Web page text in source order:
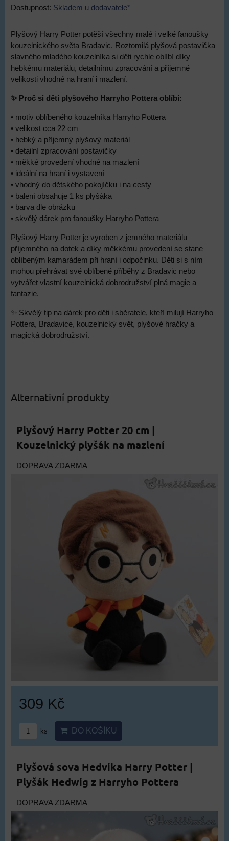
Dostupnost: Skladem u dodavatele*
Plyšový Harry Potter potěší všechny malé i velké fanoušky
kouzelnického světa Bradavic. Roztomilá plyšová postavička
slavného mladého kouzelníka si děti rychle oblíbí díky
hebkému materiálu, detailnímu zpracování a příjemné
velikosti vhodné na hraní i mazlení.
✨ Proč si děti plyšového Harryho Pottera oblíbí:
• motiv oblíbeného kouzelníka Harryho Pottera
• velikost cca 22 cm
• hebký a příjemný plyšový materiál
• detailní zpracování postavičky
• měkké provedení vhodné na mazlení
• ideální na hraní i vystavení
• vhodný do dětského pokojíčku i na cesty
• balení obsahuje 1 ks plyšáka
• barva dle obrázku
• skvělý dárek pro fanoušky Harryho Pottera
Plyšový Harry Potter je vyroben z jemného materiálu
příjemného na dotek a díky měkkému provedení se stane
oblíbeným kamarádem při hraní i odpočinku. Děti si s ním
mohou přehrávat své oblíbené příběhy z Bradavic nebo
vytvářet vlastní kouzelnická dobrodružství plná magie a
fantazie.
✨ Skvělý tip na dárek pro děti i sběratele, kteří milují Harryho
Pottera, Bradavice, kouzelnický svět, plyšové hračky a
magická dobrodružství.
Alternativní produkty
Plyšový Harry Potter 20 cm |
Kouzelnický plyšák na mazlení
DOPRAVA ZDARMA
309 Kč
ks DO KOŠÍKU
Plyšová sova Hedvika Harry Potter |
Plyšák Hedwig z Harryho Pottera
DOPRAVA ZDARMA